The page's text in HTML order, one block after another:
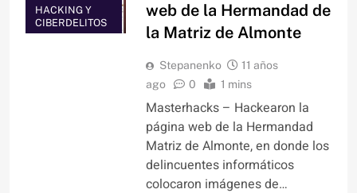
HACKING Y
CIBERDELITOS
web de la Hermandad de
la Matriz de Almonte
Stepanenko
11 años
ago
0 1 mins
Masterhacks – Hackearon la
página web de la Hermandad
Matriz de Almonte, en donde los
delincuentes informáticos
colocaron imágenes de…